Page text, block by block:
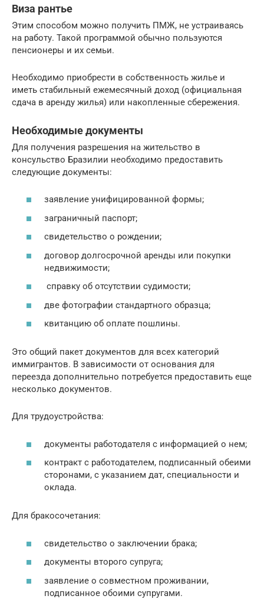
Виза рантье
Этим способом можно получить ПМЖ, не устраиваясь
на работу. Такой программой обычно пользуются
пенсионеры и их семьи.
Необходимо приобрести в собственность жилье и
иметь стабильный ежемесячный доход (официальная
сдача в аренду жилья) или накопленные сбережения.
Необходимые документы
Для получения разрешения на жительство в
консульство Бразилии необходимо предоставить
следующие документы:
заявление унифицированной формы;
заграничный паспорт;
свидетельство о рождении;
договор долгосрочной аренды или покупки
недвижимости;
справку об отсутствии судимости;
две фотографии стандартного образца;
квитанцию об оплате пошлины.
Это общий пакет документов для всех категорий
иммигрантов. В зависимости от основания для
переезда дополнительно потребуется предоставить еще
несколько документов.
Для трудоустройства:
документы работодателя с информацией о нем;
контракт с работодателем, подписанный обеими
сторонами, с указанием дат, специальности и
оклада.
Для бракосочетания:
свидетельство о заключении брака;
документы второго супруга;
заявление о совместном проживании,
подписанное обоими супругами.